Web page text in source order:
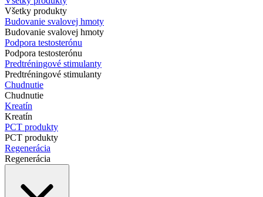
Všetky produkty
Budovanie svalovej hmoty
Budovanie svalovej hmoty
Podpora testosterónu
Podpora testosterónu
Predtréningové stimulanty
Predtréningové stimulanty
Chudnutie
Chudnutie
Kreatín
Kreatín
PCT produkty
PCT produkty
Regenerácia
Regenerácia